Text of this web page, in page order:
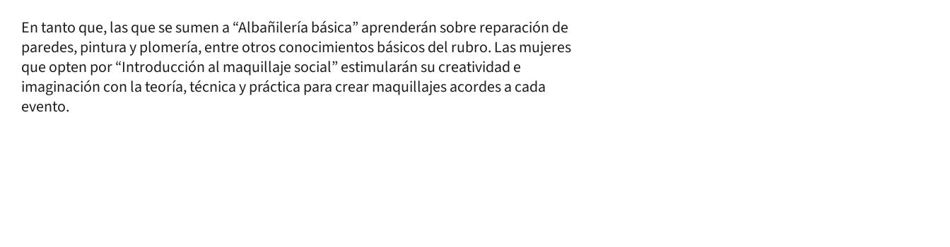
En tanto que, las que se sumen a “Albañilería básica” aprenderán sobre reparación de
paredes, pintura y plomería, entre otros conocimientos básicos del rubro. Las mujeres
que opten por “Introducción al maquillaje social” estimularán su creatividad e
imaginación con la teoría, técnica y práctica para crear maquillajes acordes a cada
evento.